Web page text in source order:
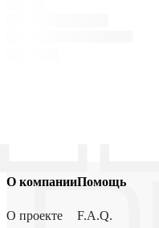
О компании
О проекте
Помощь
F.A.Q.